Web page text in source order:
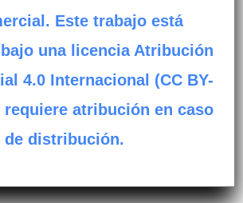
Este trabajo está
una licencia Atribución
4.0 Internacional (CC BY-
requiere atribución en caso
de distribución.